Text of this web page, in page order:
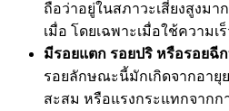
ถือว่าอยู่ในสภาวะเสี่ยงสูงมา
เมื่อ โดยเฉพาะเมื่อใช้ความเ
มีรอยแตก รอยปริ หรือรอยฉี
รอยลักษณะนี้มักเกิดจากอายุ
สะสม หรือแรงกระแทกจากก